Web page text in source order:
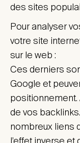
des sites
Pour analyser
votre site
sur le web :
Ces derniers
Google et
positionnement.
de vos
nombreux liens